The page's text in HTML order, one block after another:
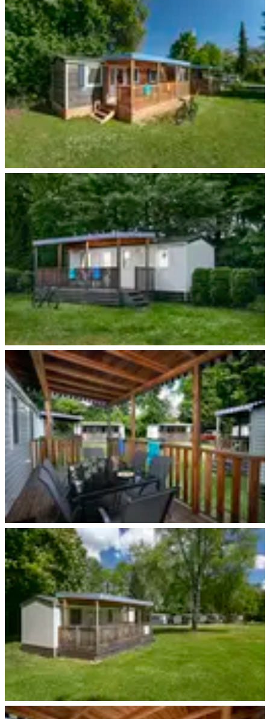
Eschwege
Frickenhausen
Hamburg
Hamburg